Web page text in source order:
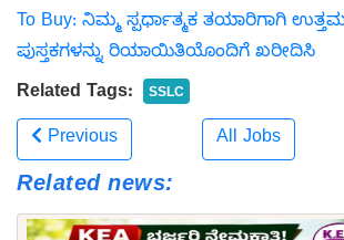
To Buy: ನಿಮ್ಮ ಸ್ಪರ್ಧಾತ್ಮಕ ತಯಾರಿಗಾಗಿ ಉತ್ತಮ
ಪುಸ್ತಕಗಳನ್ನು ರಿಯಾಯಿತಿಯೊಂದಿಗೆ ಖರೀದಿಸಿ
Related Tags:
SSLC
Previous All Jobs
Related news: